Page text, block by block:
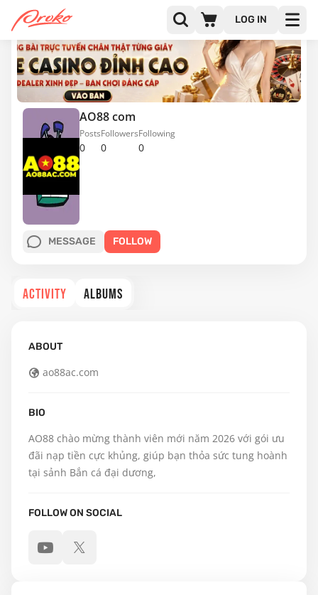
LOG IN
AO88 com
0
Posts
0
Followers
0
Following
MESSAGE FOLLOW
ACTIVITY ALBUMS
ABOUT
ao88ac.com
BIO
AO88 chào mừng thành viên mới năm 2026 với gói ưu
đãi nạp tiền cực khủng, giúp bạn thỏa sức tung hoành
tại sảnh Bắn cá đại dương,
FOLLOW ON SOCIAL